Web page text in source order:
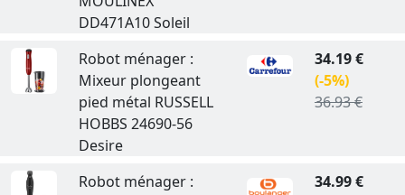
DD471A10 Soleil
Robot ménager :
Mixeur plongeant
pied métal RUSSELL
HOBBS 24690-56
Desire
34.19 €
(-5%)
36.93 €
Robot ménager :
34.99 €